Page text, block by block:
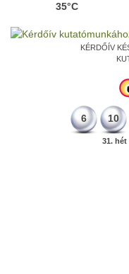
35°C
KÉRDŐÍV
6 10
31. hét